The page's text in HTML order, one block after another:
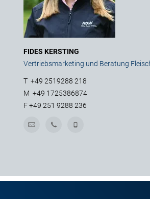
FIDES KERSTING
Vertriebsmarketing und Beratung
T +49 2519288 218
M +49 1725386874
F+49 251 9288 236